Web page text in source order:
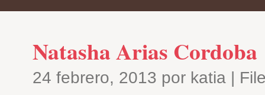
Natasha Arias Cordoba
24 febrero, 2013 por katia |